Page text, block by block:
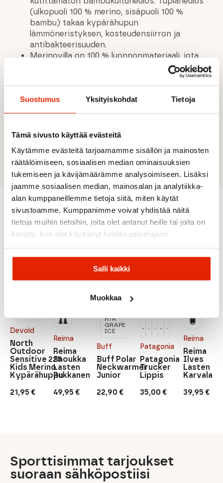
Suostumus Yksityiskohdat Tietoja
Tämä sivusto käyttää evästeitä
Käytämme evästeitä tarjoamamme sisällön ja mainosten
räätälöimiseen, sosiaalisen median ominaisuuksien
tukemiseen ja kävijämäärämme analysoimiseen. Lisäksi
jaamme sosiaalisen median, mainosalan ja analytiikka-
alan kumppaneillemme tietoja siitä, miten käytät
sivustoamme. Kumppanimme voivat yhdistää näitä
tietoja muihin tietoihin, joita olet antanut heille tai joita on
kerätty, kun olet käyttänyt heidän palvelujaan.
Salli kaikki
Muokkaa
(ulkopuoli 100 % merino, sisäpuoli 100 %
bambu) takaa kypärähupun
lämmöneristyksen, kosteudensiirron ja
antibakteerisuuden.
Merinovilla on 100 % luonnonmateriaali, jota
saadaan merinolampaista. Merinovillan kuidut
siirtää tehokkaasti kosteutta pois iholta.
tuuletus. North Outdoorin käyttämä
vapaata villaa.
Suositeltua sinulle
Devold
21,95 €
North
Outdoor
Sensitive 225
Kids Merino
Kypärähuppu
Reima
49,95 €
Reima
Snoukka
Lasten
Rukkanen
Buff
22,90 €
Buff Polar
Neckwarmer
Junior
HTR
GRAPE
ICE
SOLID
BLUE
Patagonia
35,00 €
Patagonia
Trucker
Lippis
Reima
39,95 €
Reima
Ilves
Lasten
Karvalakki
Sporttisimmat tarjoukset
suoraan sähköpostiisi